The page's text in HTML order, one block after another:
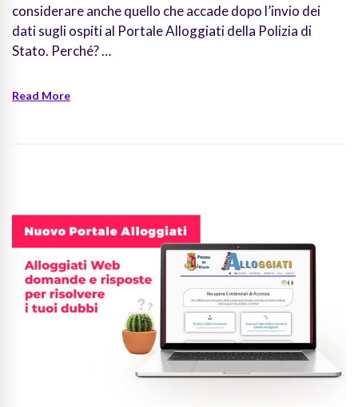
considerare anche quello che accade dopo l’invio dei
dati sugli ospiti al Portale Alloggiati della Polizia di
Stato. Perché? …
Read More